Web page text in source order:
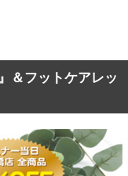
＆フットケアレッ